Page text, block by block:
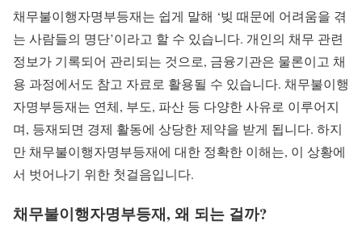
채무불이행자명부등재는 쉽게 말해 ‘빚 때문에 어려움을 겪
는 사람들의 명단’이라고 할 수 있습니다. 개인의 채무 관련
정보가 기록되어 관리되는 것으로, 금융기관은 물론이고 채
용 과정에서도 참고 자료로 활용될 수 있습니다. 채무불이행
자명부등재는 연체, 부도, 파산 등 다양한 사유로 이루어지
며, 등재되면 경제 활동에 상당한 제약을 받게 됩니다. 하지
만 채무불이행자명부등재에 대한 정확한 이해는, 이 상황에
서 벗어나기 위한 첫걸음입니다.
채무불이행자명부등재, 왜 되는 걸까?